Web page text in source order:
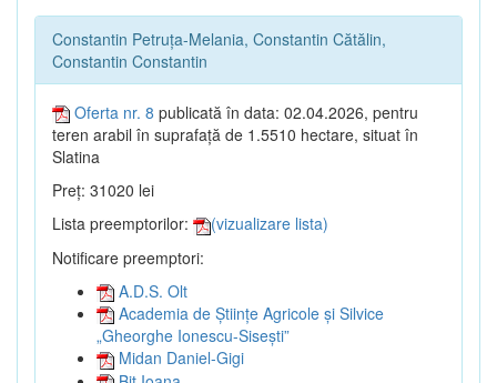
Constantin Petruța-Melania, Constantin Cătălin,
Constantin Constantin
Oferta nr. 8 publicată în data: 02.04.2026, pentru
teren arabil în suprafață de 1.5510 hectare, situat în
Slatina
Preț: 31020 lei
Lista preemptorilor:
(vizualizare lista)
Notificare preemptori:
A.D.S. Olt
Academia de Științe Agricole și Silvice
„Gheorghe Ionescu-Sisești”
Midan Daniel-Gigi